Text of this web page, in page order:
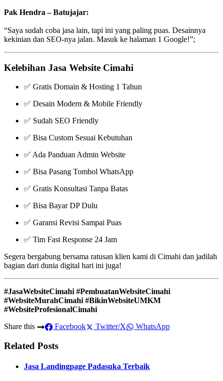
Pak Hendra – Batujajar:
“Saya sudah coba jasa lain, tapi ini yang paling puas. Desainnya
kekinian dan SEO-nya jalan. Masuk ke halaman 1 Google!”;
Kelebihan Jasa Website Cimahi
✅ Gratis Domain & Hosting 1 Tahun
✅ Desain Modern & Mobile Friendly
✅ Sudah SEO Friendly
✅ Bisa Custom Sesuai Kebutuhan
✅ Ada Panduan Admin Website
✅ Bisa Pasang Tombol WhatsApp
✅ Gratis Konsultasi Tanpa Batas
✅ Bisa Bayar DP Dulu
✅ Garansi Revisi Sampai Puas
✅ Tim Fast Response 24 Jam
Segera bergabung bersama ratusan klien kami di Cimahi dan jadilah
bagian dari dunia digital hari ini juga!
#JasaWebsiteCimahi #PembuatanWebsiteCimahi
#WebsiteMurahCimahi #BikinWebsiteUMKM
#WebsiteProfesionalCimahi
Share this
Facebook Twitter/X WhatsApp
Related Posts
Jasa Landingpage Padasuka Terbaik